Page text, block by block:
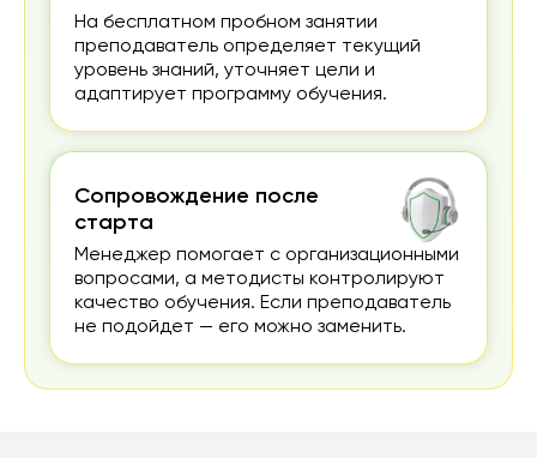
На бесплатном пробном занятии
преподаватель определяет текущий
уровень знаний, уточняет цели и
адаптирует программу обучения.
Сопровождение после
старта
Менеджер помогает с организационными
вопросами, а методисты контролируют
качество обучения. Если преподаватель
не подойдет — его можно заменить.